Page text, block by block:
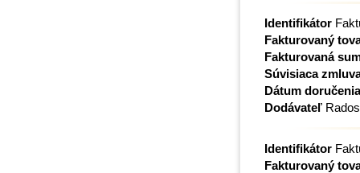
Identifikátor
Fakturovaný
Fakturovaná
Súvisiaca
Dátum doručenia
Dodávateľ
Identifikátor
Fakturovaný